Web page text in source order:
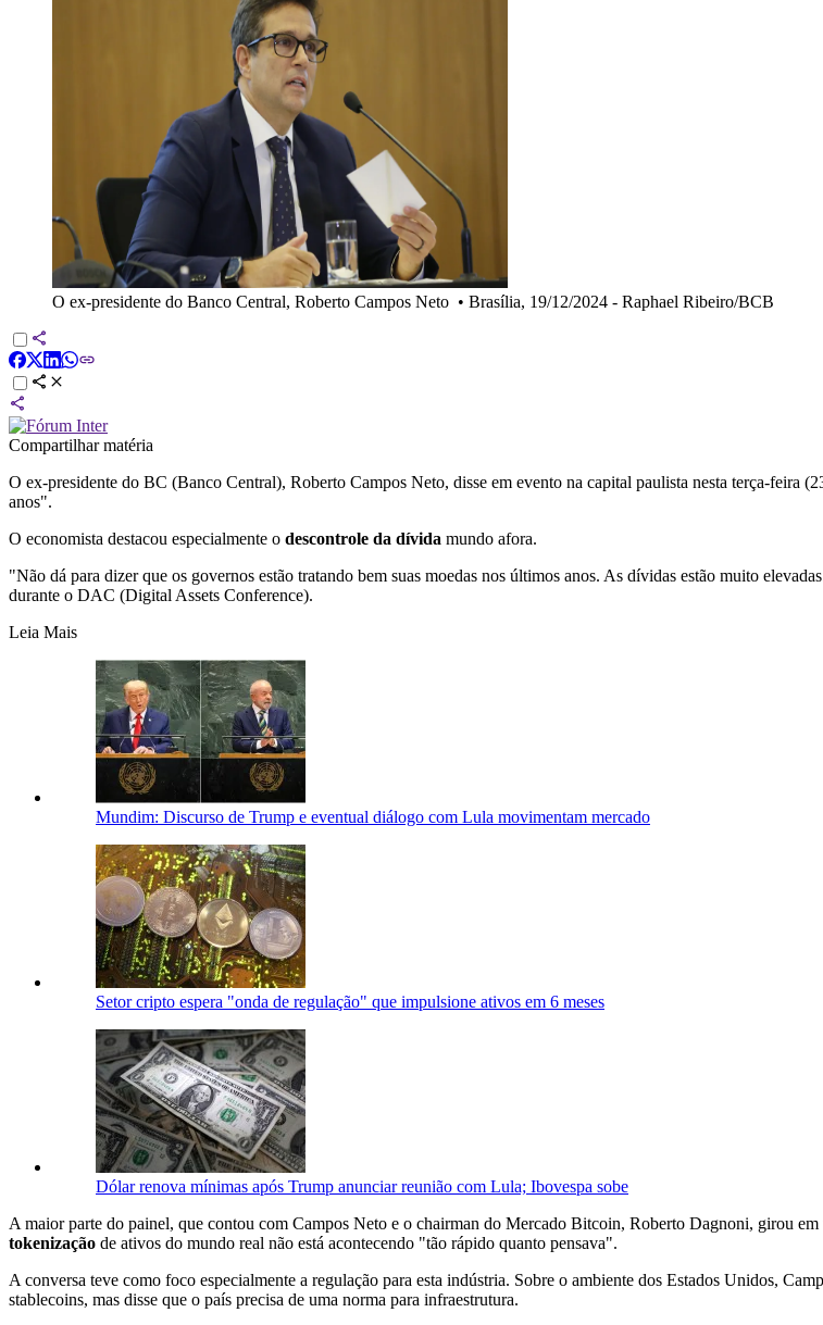
O ex-presidente do Banco Central, Roberto Campos Neto • Brasília, 19/12/2024 - Raphael Ribeiro/BCB
Compartilhar matéria
O ex-presidente do BC (Banco Central), Roberto Campos Neto, disse em evento na capital paulista nesta terça-feira
anos".
O economista destacou especialmente o descontrole da dívida mundo afora.
"Não dá para dizer que os governos estão tratando bem suas moedas nos últimos anos. As dívidas estão muito
durante o DAC (Digital Assets Conference).
Leia Mais
Mundim: Discurso de Trump e eventual diálogo com Lula movimentam mercado
Setor cripto espera "onda de regulação" que impulsione ativos em 6 meses
Dólar renova mínimas após Trump anunciar reunião com Lula; Ibovespa sobe
A maior parte do painel, que contou com Campos Neto e o chairman do Mercado Bitcoin, Roberto Dagnoni, girou
tokenização de ativos do mundo real não está acontecendo "tão rápido quanto pensava".
A conversa teve como foco especialmente a regulação para esta indústria. Sobre o ambiente dos Estados Unidos,
stablecoins, mas disse que o país precisa de uma norma para infraestrutura.